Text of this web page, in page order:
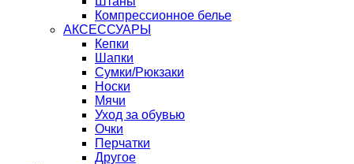
Компрессионное белье
АКСЕССУАРЫ
Кепки
Шапки
Сумки/Рюкзаки
Носки
Мячи
Уход за обувью
Очки
Перчатки
Другое